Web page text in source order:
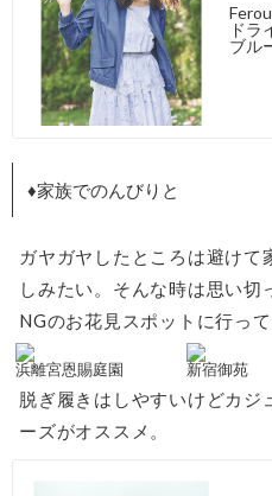
ドラ
ブル
♦家族でのんびりと
ガヤガヤしたところは避けて
しみたい。そんな時は思い切
NGのお花見スポットに行って
浜離宮恩賜庭園 新宿御苑
脱ぎ履きはしやすいけどカジ
ーズがオススメ。